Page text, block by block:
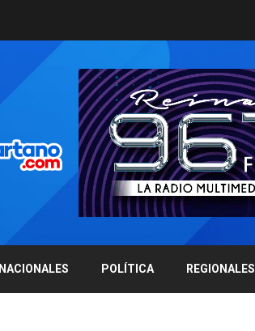
NACIONALES POLÍTICA REGIONALES